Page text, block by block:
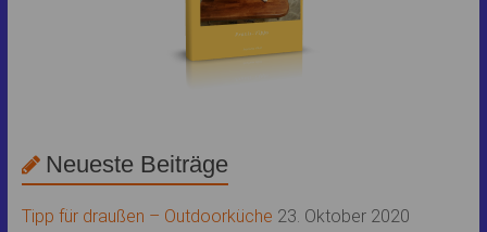
Neueste Beiträge
Tipp für draußen – Outdoorküche 23. Oktober 2020